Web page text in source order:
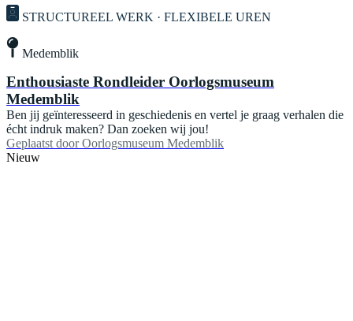
STRUCTUREEL WERK · FLEXIBELE UREN
Medemblik
Enthousiaste Rondleider Oorlogsmuseum
Medemblik
Ben jij geïnteresseerd in geschiedenis en vertel je graag verhalen die
écht indruk maken? Dan zoeken wij jou!
Geplaatst door Oorlogsmuseum Medemblik
Nieuw